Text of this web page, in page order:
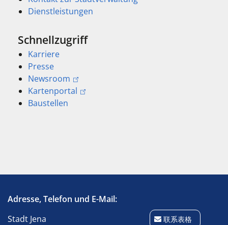
Dienstleistungen
Schnellzugriff
Karriere
Presse
Newsroom
Kartenportal
Baustellen
Adresse, Telefon und E-Mail:
Stadt Jena
联系表格